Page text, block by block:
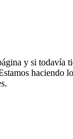
y si todavía
haciendo